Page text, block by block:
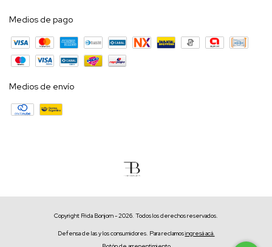
Medios de pago
Medios de envío
Copyright Frida Bonjorn - 2026. Todos los derechos reservados.
Defensa de las y los consumidores. Para reclamosingresá acá.